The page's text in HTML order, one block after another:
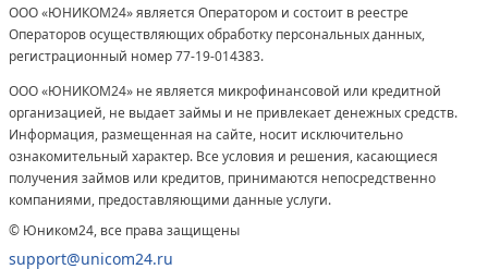
ООО «ЮНИКОМ24» является Оператором и состоит в реестре
Операторов осуществляющих обработку персональных данных,
регистрационный номер 77-19-014383.
ООО «ЮНИКОМ24» не является микрофинансовой или кредитной
организацией, не выдает займы и не привлекает денежных средств.
Информация, размещенная на сайте, носит исключительно
ознакомительный характер. Все условия и решения, касающиеся
получения займов или кредитов, принимаются непосредственно
компаниями, предоставляющими данные услуги.
© Юником24, все права защищены
support@unicom24.ru